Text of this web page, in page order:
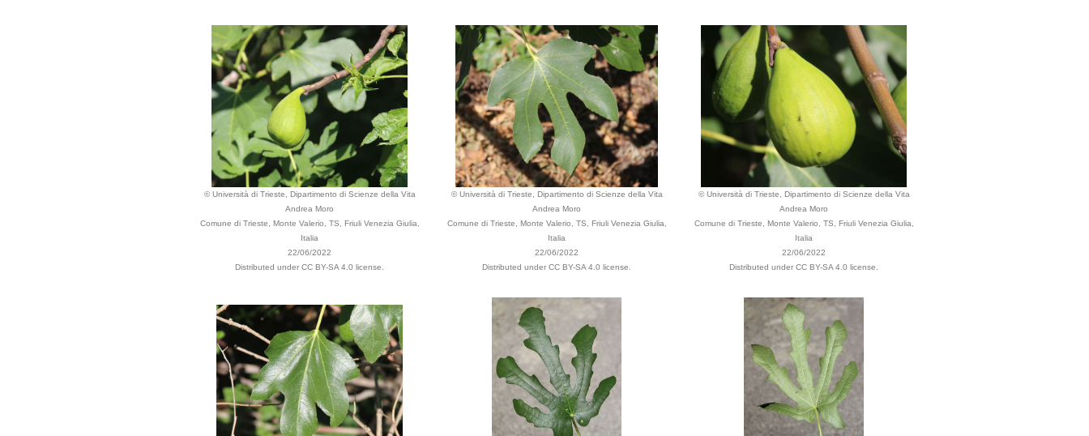
© Università di Trieste, Dipartimento di Scienze della Vita
Andrea Moro
Comune di Trieste, Monte Valerio, TS, Friuli Venezia Giulia,
Italia
22/06/2022
Distributed under CC BY-SA 4.0 license.
© Università di Trieste, Dipartimento di Scienze della Vita
Andrea Moro
Comune di Trieste, Monte Valerio, TS, Friuli Venezia Giulia,
Italia
22/06/2022
Distributed under CC BY-SA 4.0 license.
© Università di Trieste, Dipartimento di Scienze della Vita
Andrea Moro
Comune di Trieste, Monte Valerio, TS, Friuli Venezia Giulia,
Italia
22/06/2022
Distributed under CC BY-SA 4.0 license.